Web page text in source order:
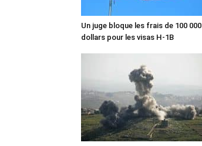
Un juge bloque les frais de 100 000
dollars pour les visas H-1B